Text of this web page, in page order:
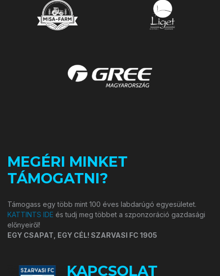
MEGÉRI MINKET
TÁMOGATNI?
Támogass egy több mint 100 éves labdarúgó egyesületet.
KATTINTS IDE és tudj meg többet a szponzoráció gazdasági
előnyeiről!
EGY CSAPAT, EGY CÉL! SZARVASI FC 1905
KAPCSOLAT